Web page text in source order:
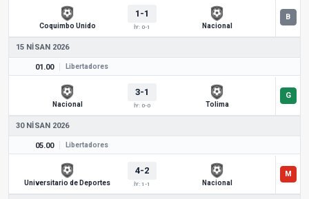
Coquimbo Unido
1-1
İY: 0-1 Nacional
15 NISAN 2026
01.00 Libertadores
Nacional
3-1
İY: 0-0 Tolima
30 NISAN 2026
05.00 Libertadores
Universitario de Deportes
4-2
İY: 1-1 Nacional